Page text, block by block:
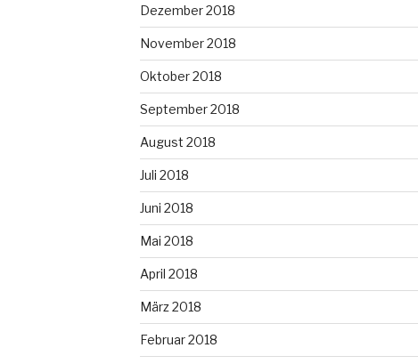
Dezember 2018
November 2018
Oktober 2018
September 2018
August 2018
Juli 2018
Juni 2018
Mai 2018
April 2018
März 2018
Februar 2018